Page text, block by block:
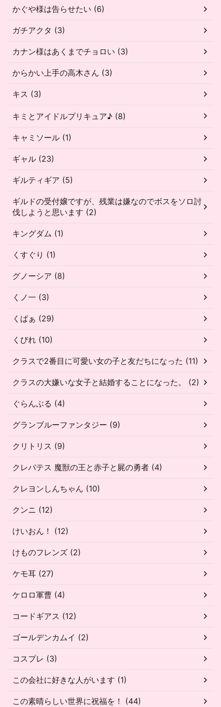
かぐや様は告らせたい (6)
ガチアクタ (3)
カナン様はあくまでチョロい (3)
からかい上手の高木さん (3)
キス (3)
キミとアイドルプリキュア♪ (8)
キャミソール (1)
ギャル (23)
ギルティギア (5)
ギルドの受付嬢ですが、残業は嫌なのでボスをソロ討
伐しようと思います (2)
キングダム (1)
くすぐり (1)
グノーシア (8)
くノ一 (3)
くぱぁ (29)
くびれ (10)
クラスで2番目に可愛い女の子と友だちになった (11)
クラスの大嫌いな女子と結婚することになった。 (2)
ぐらんぶる (4)
グランブルーファンタジー (9)
クリトリス (9)
クレバテス 魔獣の王と赤子と屍の勇者 (4)
クレヨンしんちゃん (10)
クンニ (12)
けいおん！ (12)
けものフレンズ (2)
ケモ耳 (27)
ケロロ軍曹 (4)
コードギアス (12)
ゴールデンカムイ (2)
コスプレ (3)
この会社に好きな人がいます (1)
この素晴らしい世界に祝福を！ (44)